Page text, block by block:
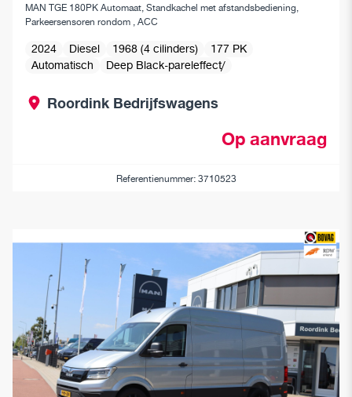
MAN TGE 180PK Automaat, Standkachel met afstandsbediening,
Parkeersensoren rondom , ACC
2024 Diesel 1968 (4 cilinders)
177 PK
Automatisch
Deep Black-pareleffect/
Roordink Bedrijfswagens
Op aanvraag
Referentienummer: 3710523